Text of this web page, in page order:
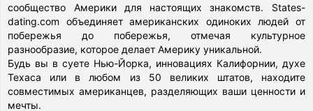
сообщество Америки для настоящих знакомств. States-
dating.com объединяет американских одиноких людей от
побережья до побережья, отмечая культурное
разнообразие, которое делает Америку уникальной.
Будь вы в суете Нью-Йорка, инновациях Калифорнии, духе
Техаса или в любом из 50 великих штатов, находите
совместимых американцев, разделяющих ваши ценности и
мечты.